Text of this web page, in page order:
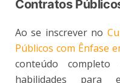
Contratos
Ao se inscrever no
Públicos com Ênfase
conteúdo
habilidades para